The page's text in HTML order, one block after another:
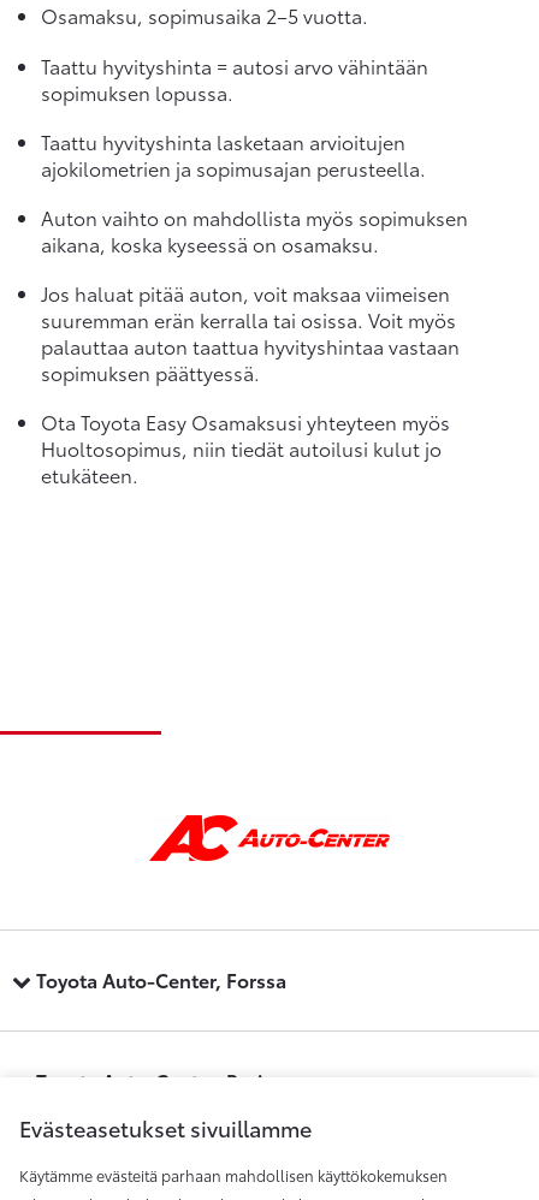
Osamaksu, sopimusaika 2–5 vuotta.
Taattu hyvityshinta = autosi arvo vähintään
sopimuksen lopussa.
Taattu hyvityshinta lasketaan arvioitujen
ajokilometrien ja sopimusajan perusteella.
Auton vaihto on mahdollista myös sopimuksen
aikana, koska kyseessä on osamaksu.
Jos haluat pitää auton, voit maksaa viimeisen
suuremman erän kerralla tai osissa. Voit myös
palauttaa auton taattua hyvityshintaa vastaan
sopimuksen päättyessä.
Ota Toyota Easy Osamaksusi yhteyteen myös
Huoltosopimus, niin tiedät autoilusi kulut jo
etukäteen.
Toyota Auto-Center, Forssa
Toyota Auto-Center, Pori
Toyota Auto-Center, Raisio
Evästeasetukset sivuillamme
Käytämme evästeitä parhaan mahdollisen käyttökokemuksen